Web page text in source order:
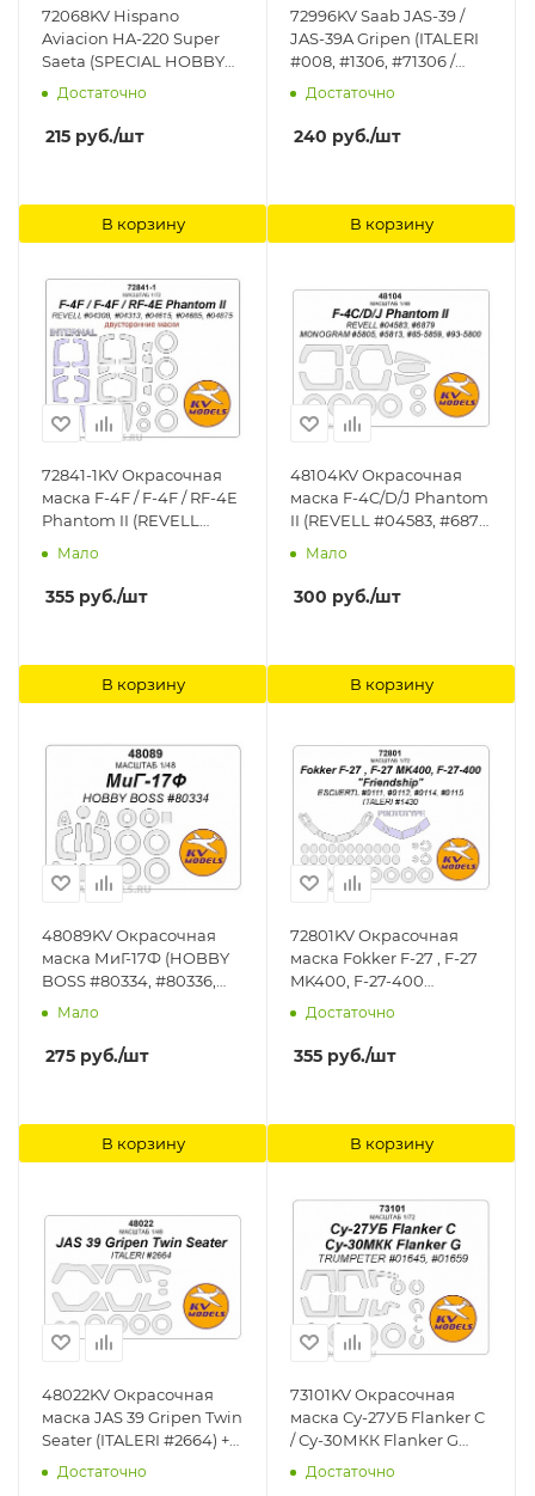
72068KV Hispano
Aviacion HA-220 Super
Saeta (SPECIAL HOBBY
#72068) + маски на
диски и колеса KV
Models
Достаточно
215 руб./шт
В корзину
72996KV Saab JAS-39 /
JAS-39A Gripen (ITALERI
#008, #1306, #71306 /
REVELL #04611 / TAMIYA
#60759 / BILEK #984 /
Kovozavody Prostejov
#72162) + маски на диски
Достаточно
240 руб./шт
В корзину
72841-1KV Окрасочная
маска F-4F / F-4F / RF-4E
Phantom II (REVELL
#04308, #04313, #04615,
(Двусторонние маски) +
маски на диски и колеса
Мало
355 руб./шт
В корзину
48104KV Окрасочная
маска F-4C/D/J Phantom
II (REVELL #04583, #6879
/ Monogram #5805, #5813,
маски на диски и колеса
KV Models
Мало
300 руб./шт
В корзину
48089KV Окрасочная
маска МиГ-17Ф (HOBBY
BOSS #80334, #80336,
#80337) + маски на
Models
Мало
275 руб./шт
В корзину
72801KV Окрасочная
маска Fokker F-27 , F-27
MK400, F-27-400
Friendship (ESCI/ERTL
#9111, #9112, #9114, #9115 /
ITALERI #1430) + маски
на диски и колеса KV
Достаточно
355 руб./шт
В корзину
48022KV Окрасочная
маска JAS 39 Gripen Twin
Seater (ITALERI #2664) +
маски на диски и колеса
KV Models
Достаточно
73101KV Окрасочная
маска Су-27УБ Flanker C
/ Су-30МКК Flanker G
(TRUMPETER #01645,
#01659) + маски на диски
Достаточно